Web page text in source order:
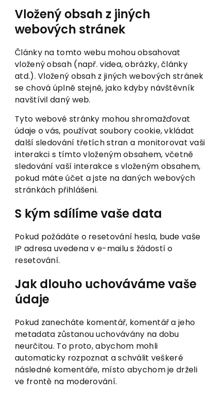
Vložený obsah z jiných
webových stránek
Články na tomto webu mohou obsahovat
vložený obsah (např. videa, obrázky, články
atd.). Vložený obsah z jiných webových stránek
se chová úplně stejně, jako kdyby návštěvník
navštívil daný web.
Tyto webové stránky mohou shromažďovat
údaje o vás, používat soubory cookie, vkládat
další sledování třetích stran a monitorovat vaši
interakci s tímto vloženým obsahem, včetně
sledování vaší interakce s vloženým obsahem,
pokud máte účet a jste na daných webových
stránkách přihlášeni.
S kým sdílíme vaše data
Pokud požádáte o resetování hesla, bude vaše
IP adresa uvedena v e-mailu s žádostí o
resetování.
Jak dlouho uchováváme vaše
údaje
Pokud zanecháte komentář, komentář a jeho
metadata zůstanou uchovávány na dobu
neurčitou. To proto, abychom mohli
automaticky rozpoznat a schválit veškeré
následné komentáře, místo abychom je drželi
ve frontě na moderování.